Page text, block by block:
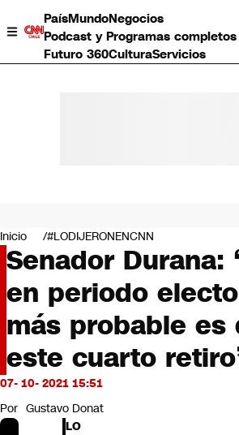
PaísMundoNegocios
Podcast y Programas completos
Futuro 360CulturaServicios
Negocios
Deportes
Programas completos
Cultura
Servicios
Bits
CNN Data
CNN tiempo
Futuro 360
Inicio #LODIJERONENCNN
Senador Durana:
en periodo
más probable es
este cuarto
07- 10- 2021 15:51
Por Gustavo Donat
LO